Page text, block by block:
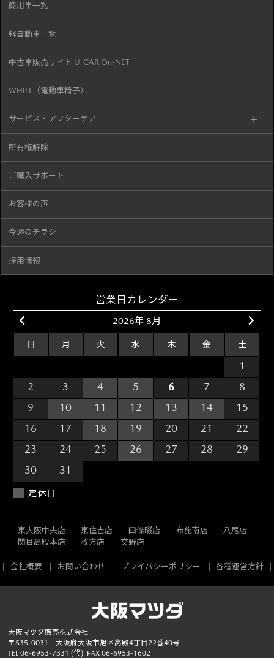
商用車一覧
軽自動車一覧
中古車販売サイト U-CAR On-NET
WHILL（電動車椅子）
サービス・アフターケア
所有権解除
ご購入サポート
お客様の声
今週のチラシ
採用情報
営業日カレンダー
2026年 8月
日 月 火 水 木 金 土
1
2
3 4 5 6 7
8
9
10 11 12 13 14
15
16
17 18 19 20 21
22
23
24 25 26 27 28
29
30
31
定休日
東大阪中央店 東住吉店 四條畷店 布施南店
八尾店
関目高殿本店
枚方店 交野店
会社概要 お問い合わせ プライバシーポリシー 各種運営方針
大阪マツダ販売株式会社
〒535-0031 大阪府大阪市旭区高殿4丁目22番40号
TEL 06-6953-7331 (代) FAX 06-6953-1602